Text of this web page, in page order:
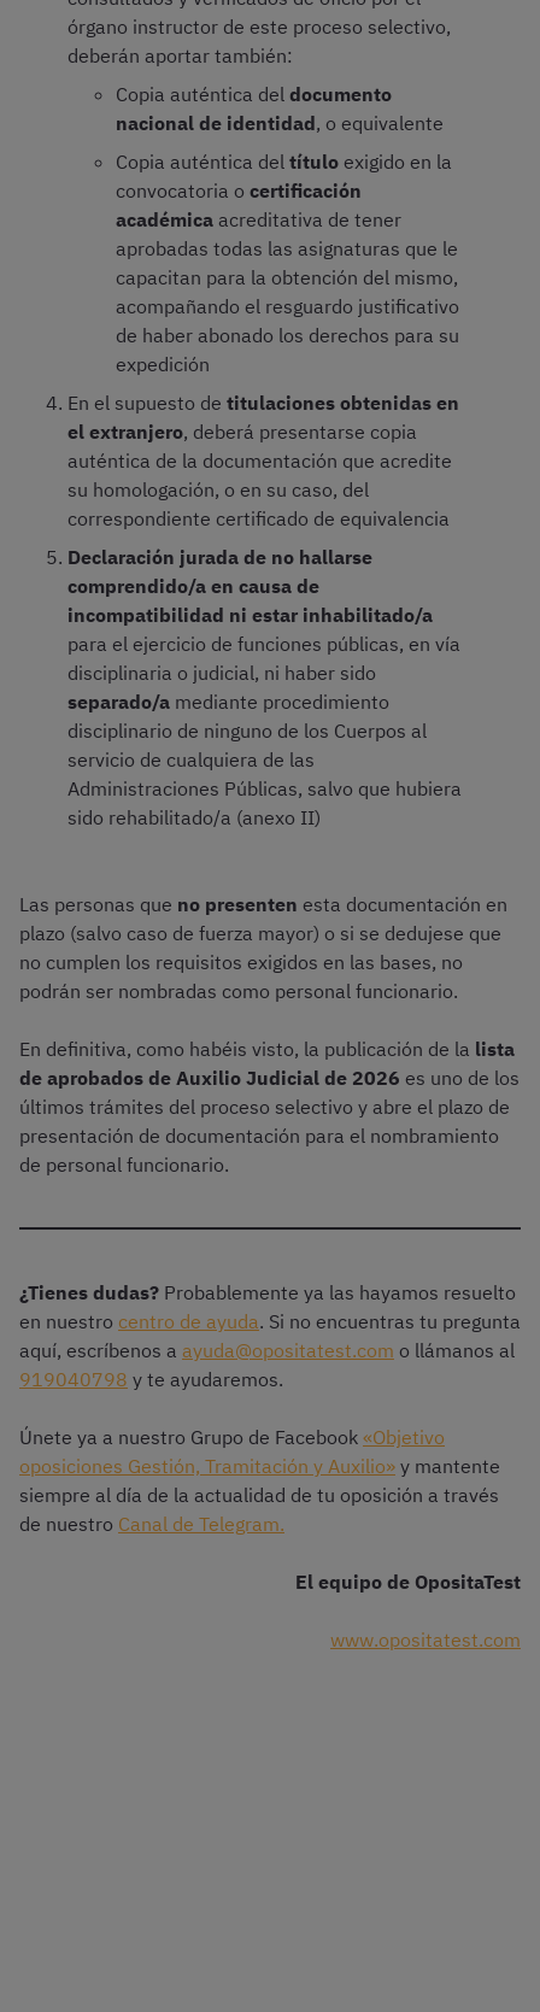
órgano instructor de este proceso selectivo,
deberán aportar también:
Copia auténtica del documento
nacional de identidad, o equivalente
Copia auténtica del título exigido en la
convocatoria o certificación
académica acreditativa de tener
aprobadas todas las asignaturas que le
capacitan para la obtención del mismo,
acompañando el resguardo justificativo
de haber abonado los derechos para su
expedición
En el supuesto de titulaciones obtenidas en
el extranjero, deberá presentarse copia
auténtica de la documentación que acredite
su homologación, o en su caso, del
correspondiente certificado de equivalencia
Declaración jurada de no hallarse
comprendido/a en causa de
incompatibilidad ni estar inhabilitado/a
para el ejercicio de funciones públicas, en vía
disciplinaria o judicial, ni haber sido
separado/a mediante procedimiento
disciplinario de ninguno de los Cuerpos al
servicio de cualquiera de las
Administraciones Públicas, salvo que hubiera
sido rehabilitado/a (anexo II)
Las personas que no presenten esta documentación en
plazo (salvo caso de fuerza mayor) o si se dedujese que
no cumplen los requisitos exigidos en las bases, no
podrán ser nombradas como personal funcionario.
En definitiva, como habéis visto, la publicación de la lista
de aprobados de Auxilio Judicial de 2026 es uno de los
últimos trámites del proceso selectivo y abre el plazo de
presentación de documentación para el nombramiento
de personal funcionario.
¿Tienes dudas? Probablemente ya las hayamos resuelto
en nuestro centro de ayuda. Si no encuentras tu pregunta
aquí, escríbenos a ayuda@opositatest.com o llámanos al
919040798 y te ayudaremos.
Únete ya a nuestro Grupo de Facebook «Objetivo
oposiciones Gestión, Tramitación y Auxilio» y mantente
siempre al día de la actualidad de tu oposición a través
de nuestro Canal de Telegram.
El equipo de OpositaTest
www.opositatest.com